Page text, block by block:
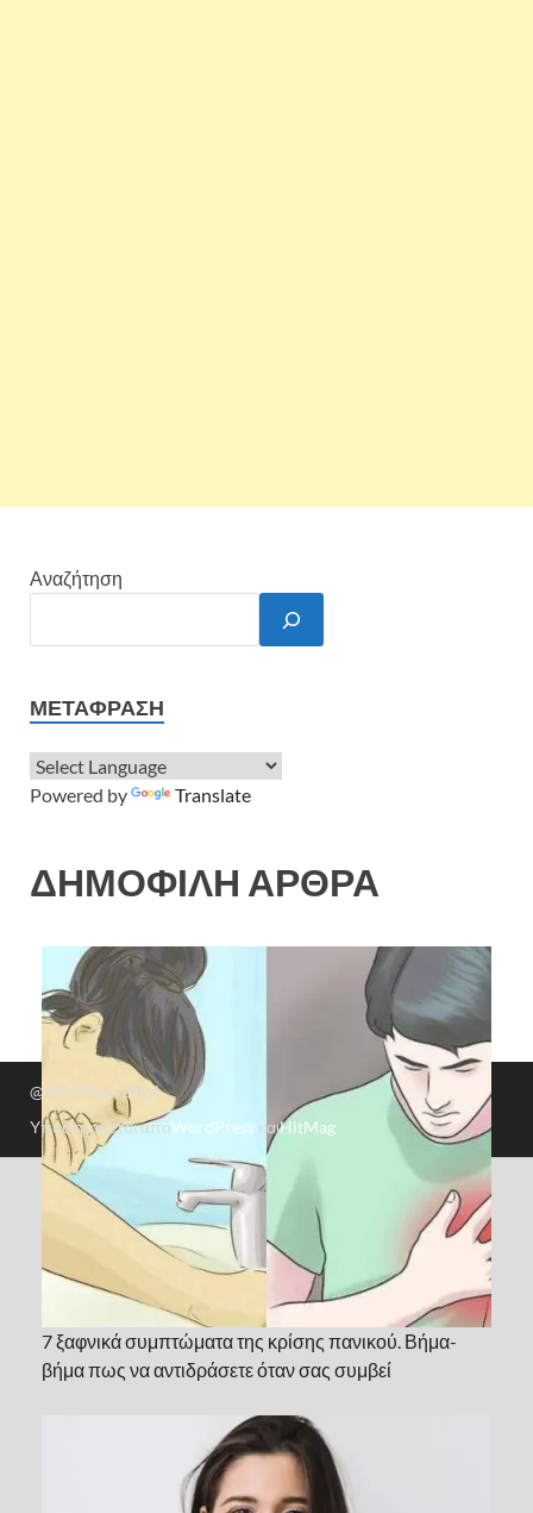
Αναζήτηση
ΜΕΤΆΦΡΑΣΗ
Powered by Translate
ΔΗΜΟΦΙΛΗ ΑΡΘΡΑ
7 ξαφνικά συμπτώματα της κρίσης πανικού. Βήμα-
βήμα πως να αντιδράσετε όταν σας συμβεί
@fiftififti.eu 2024
Υποστηρίζεται απόWordPress καιHitMag